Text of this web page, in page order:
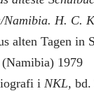
Namibia. H. C.
alten Tagen in
1979
i NKL, bd.